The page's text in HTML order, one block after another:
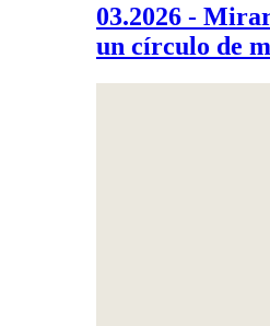
03.2026 -
un círculo de